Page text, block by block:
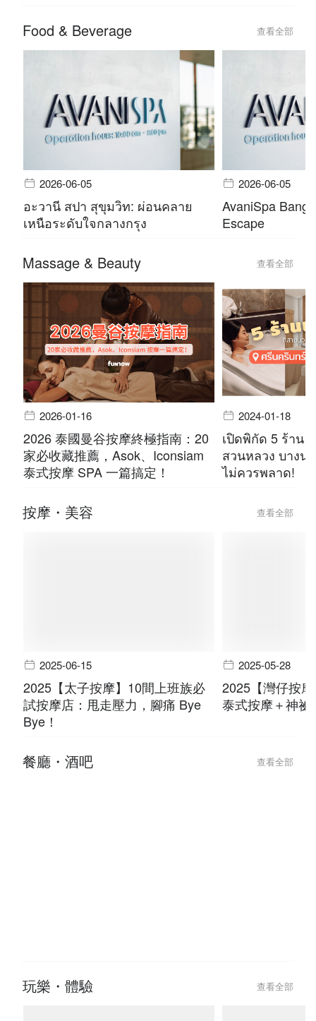
Food & Beverage 查看全部
2026-06-05
อะวานี สปา สุขุมวิท: ผ่อนคลาย
เหนือระดับใจกลางกรุง
2026-06-05
AvaniSpa
Escape
Massage & Beauty 查看全部
2026-01-16
2026 泰國曼谷按摩終極指南：20
家必收藏推薦，Asok、Iconsiam
泰式按摩 SPA 一篇搞定！
2024-01-18
เปิดพิกัด 5 ร้าน
สวนหลวง บาง
ไม่ควรพลาด!
按摩・美容 查看全部
2025-06-15
2025【太子按摩】10間上班族必
試按摩店：甩走壓力，腳痛 Bye
Bye！
2025-05-28
2025【灣仔按
泰式按摩＋神
餐廳・酒吧 查看全部
玩樂・體驗 查看全部